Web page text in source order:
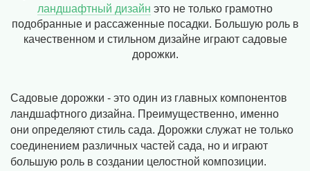
ландшафтный дизайн это не только грамотно
подобранные и рассаженные посадки. Большую роль в
качественном и стильном дизайне играют садовые
дорожки.
Садовые дорожки - это один из главных компонентов
ландшафтного дизайна. Преимущественно, именно
они определяют стиль сада. Дорожки служат не только
соединением различных частей сада, но и играют
большую роль в создании целостной композиции.